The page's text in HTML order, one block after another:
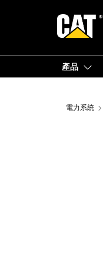
產品
電力系統